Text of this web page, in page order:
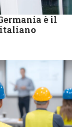
è il
italiano